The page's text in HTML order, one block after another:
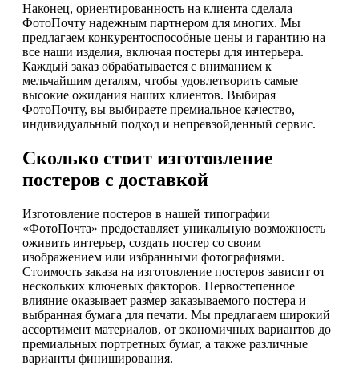
Наконец, ориентированность на клиента сделала
ФотоПочту надежным партнером для многих. Мы
предлагаем конкурентоспособные цены и гарантию на
все наши изделия, включая постеры для интерьера.
Каждый заказ обрабатывается с вниманием к
мельчайшим деталям, чтобы удовлетворить самые
высокие ожидания наших клиентов. Выбирая
ФотоПочту, вы выбираете премиальное качество,
индивидуальный подход и непревзойденный сервис.
Сколько стоит изготовление
постеров с доставкой
Изготовление постеров в нашей типографии
«ФотоПочта» предоставляет уникальную возможность
оживить интерьер, создать постер со своим
изображением или избранными фотографиями.
Стоимость заказа на изготовление постеров зависит от
нескольких ключевых факторов. Первостепенное
влияние оказывает размер заказываемого постера и
выбранная бумага для печати. Мы предлагаем широкий
ассортимент материалов, от экономичных вариантов до
премиальных портретных бумаг, а также различные
варианты финиширования.